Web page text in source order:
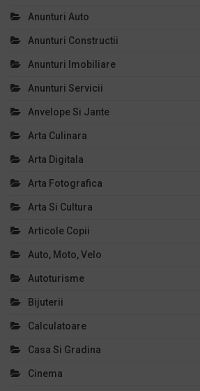
Anunturi Auto
Anunturi Constructii
Anunturi Imobiliare
Anunturi Servicii
Anvelope Si Jante
Arta Culinara
Arta Digitala
Arta Fotografica
Arta Si Cultura
Articole Copii
Auto, Moto, Velo
Autoturisme
Bijuterii
Calculatoare
Casa Si Gradina
Cinema